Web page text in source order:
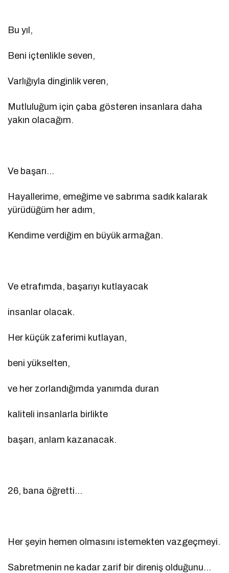
Bu yıl,
Beni içtenlikle seven,
Varlığıyla dinginlik veren,
Mutluluğum için çaba gösteren insanlara daha
yakın olacağım.
Ve başarı…
Hayallerime, emeğime ve sabrıma sadık kalarak
yürüdüğüm her adım,
Kendime verdiğim en büyük armağan.
Ve etrafımda, başarıyı kutlayacak
insanlar olacak.
Her küçük zaferimi kutlayan,
beni yükselten,
ve her zorlandığımda yanımda duran
kaliteli insanlarla birlikte
başarı, anlam kazanacak.
26, bana öğretti…
Her şeyin hemen olmasını istemekten vazgeçmeyi.
Sabretmenin ne kadar zarif bir direniş olduğunu…